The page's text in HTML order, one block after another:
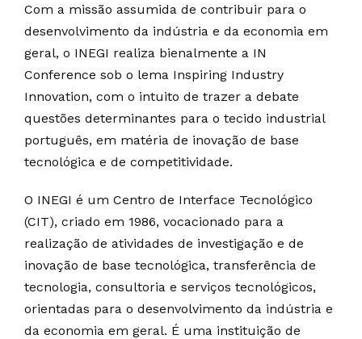
Com a missão assumida de contribuir para o
desenvolvimento da indústria e da economia em
geral, o INEGI realiza bienalmente a IN
Conference sob o lema Inspiring Industry
Innovation, com o intuito de trazer a debate
questões determinantes para o tecido industrial
português, em matéria de inovação de base
tecnológica e de competitividade.
O INEGI é um Centro de Interface Tecnológico
(CIT), criado em 1986, vocacionado para a
realização de atividades de investigação e de
inovação de base tecnológica, transferência de
tecnologia, consultoria e serviços tecnológicos,
orientadas para o desenvolvimento da indústria e
da economia em geral. É uma instituição de